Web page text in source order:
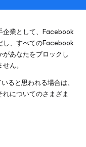
企業として、Facebook
し、すべてのFacebook
あなたをブロックし
ん。
ると思われる場合は、
についてのさまざま